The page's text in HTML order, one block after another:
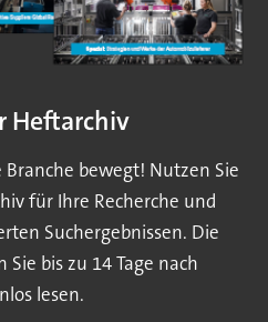
Heftarchiv
Branche bewegt! Nutzen Sie
für Ihre Recherche und
Suchergebnissen. Die
bis zu 14 Tage nach
lesen.